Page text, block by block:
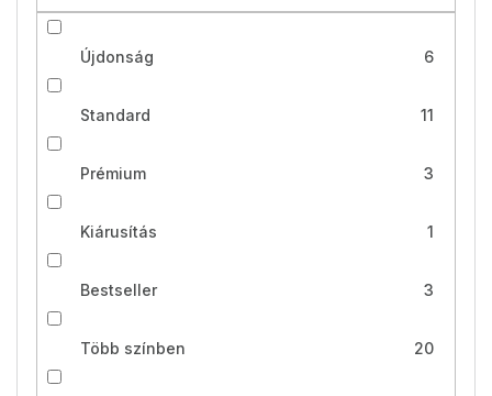
Újdonság 6
Standard 11
Prémium 3
Kiárusítás 1
Bestseller 3
Több színben 20